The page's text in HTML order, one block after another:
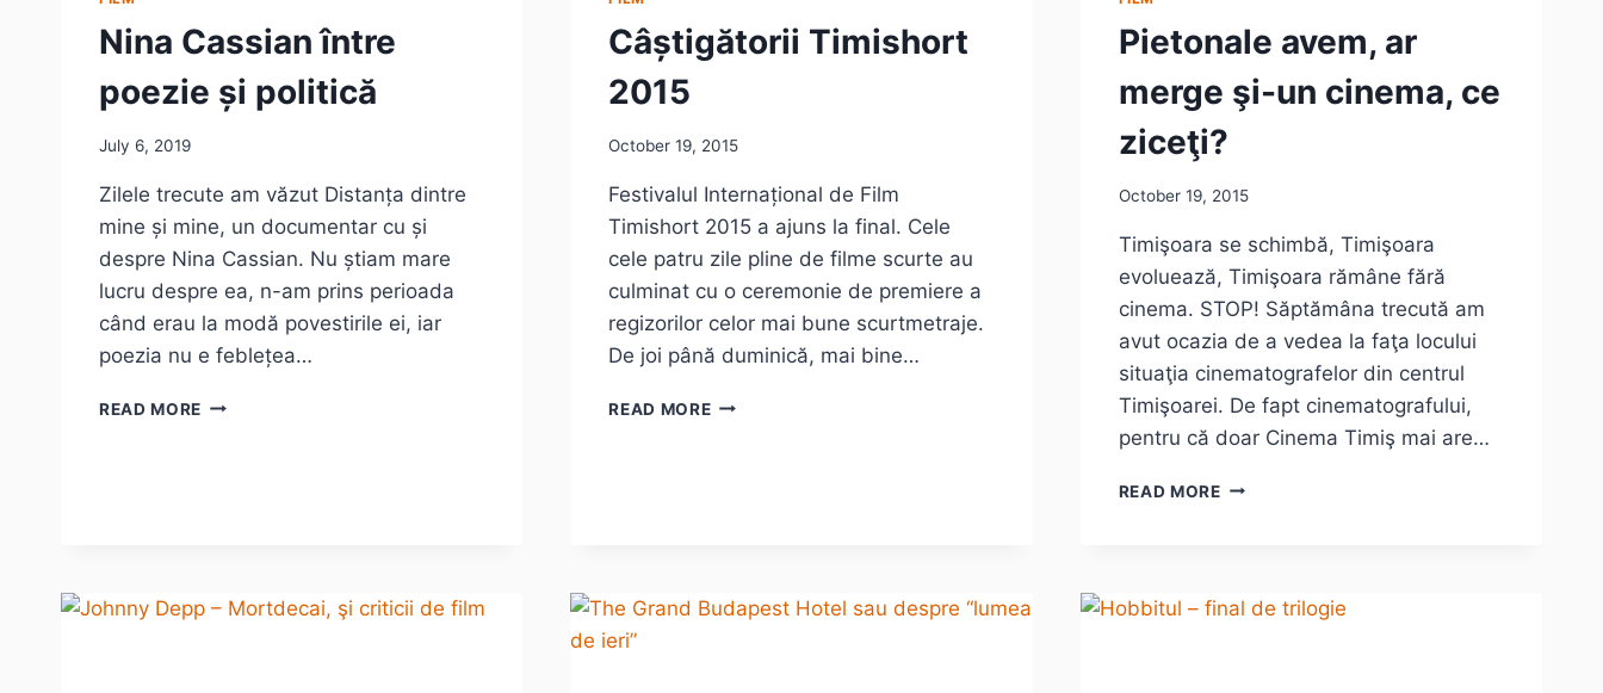
Nina Cassian între
poezie și politică
July 6, 2019
Zilele trecute am văzut Distanța dintre
mine și mine, un documentar cu și
despre Nina Cassian. Nu știam mare
lucru despre ea, n-am prins perioada
când erau la modă povestirile ei, iar
poezia nu e feblețea…
READ MORE NINA
Câștigătorii Timishort
2015
October 19, 2015
Festivalul Internațional de Film
Timishort 2015 a ajuns la final. Cele
cele patru zile pline de filme scurte au
culminat cu o ceremonie de premiere a
regizorilor celor mai bune scurtmetraje.
De joi până duminică, mai bine…
READ MORECÂȘTIGĂTORII
Pietonale avem, ar
merge şi-un cinema, ce
ziceţi?
October 19, 2015
Timişoara se schimbă, Timişoara
evoluează, Timişoara rămâne fără
cinema. STOP! Săptămâna trecută am
avut ocazia de a vedea la faţa locului
situaţia cinematografelor din centrul
Timişoarei. De fapt cinematografului,
pentru că doar Cinema Timiş mai are…
READ MOREPIETONALE
UN